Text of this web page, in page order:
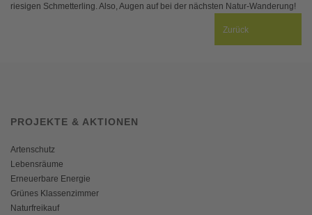
riesigen Schmetterling. Also, Augen auf bei der nächsten Natur-Wanderung!
Zurück
PROJEKTE & AKTIONEN
Artenschutz
Lebensräume
Erneuerbare Energie
Grünes Klassenzimmer
Naturfreikauf